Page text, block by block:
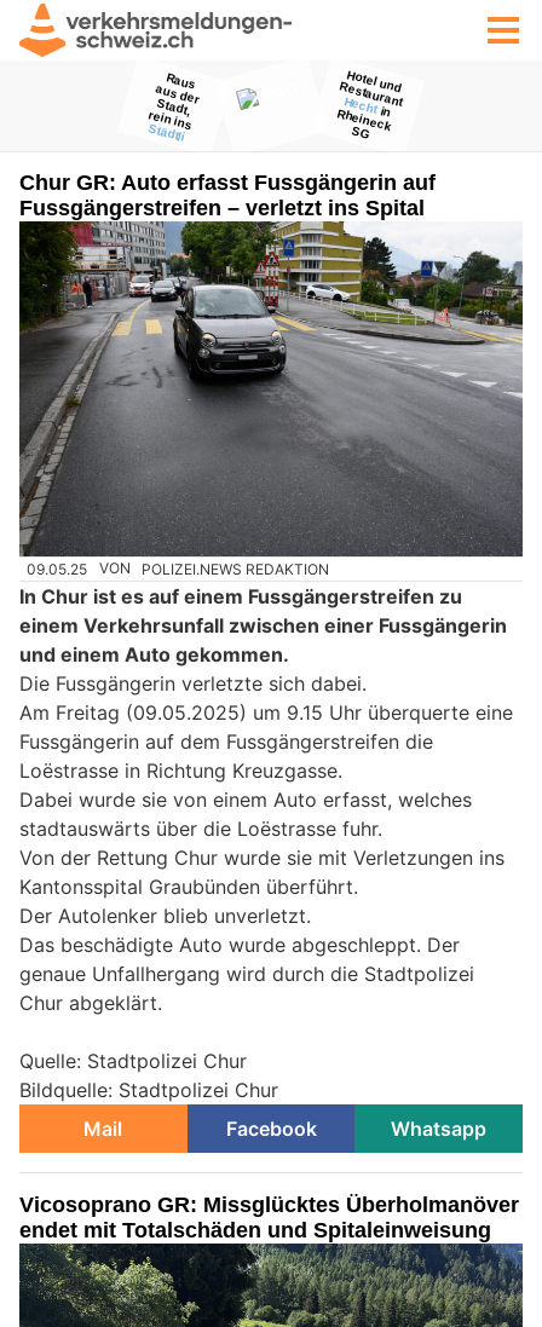
Chur GR: Auto erfasst Fussgängerin auf
Fussgängerstreifen – verletzt ins Spital
09.05.25 VON POLIZEI.NEWS REDAKTION
In Chur ist es auf einem Fussgängerstreifen zu
einem Verkehrsunfall zwischen einer Fussgängerin
und einem Auto gekommen.
Die Fussgängerin verletzte sich dabei.
Am Freitag (09.05.2025) um 9.15 Uhr überquerte eine
Fussgängerin auf dem Fussgängerstreifen die
Loëstrasse in Richtung Kreuzgasse.
Dabei wurde sie von einem Auto erfasst, welches
stadtauswärts über die Loëstrasse fuhr.
Von der Rettung Chur wurde sie mit Verletzungen ins
Kantonsspital Graubünden überführt.
Der Autolenker blieb unverletzt.
Das beschädigte Auto wurde abgeschleppt. Der
genaue Unfallhergang wird durch die Stadtpolizei
Chur abgeklärt.
Quelle: Stadtpolizei Chur
Bildquelle: Stadtpolizei Chur
Mail
Facebook Whatsapp
Vicosoprano GR: Missglücktes Überholmanöver
endet mit Totalschäden und Spitaleinweisung